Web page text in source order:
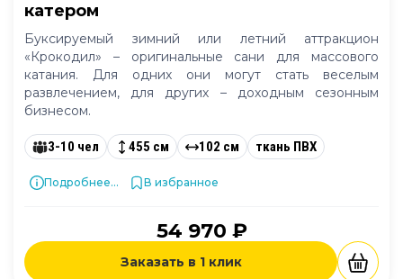
катером
Буксируемый зимний или летний аттракцион
«Крокодил» – оригинальные сани для массового
катания. Для одних они могут стать веселым
развлечением, для других – доходным сезонным
бизнесом.
3-10 чел 455 см 102 см ткань ПВХ
Подробнее... В избранное
54 970 ₽
Заказать в 1 клик